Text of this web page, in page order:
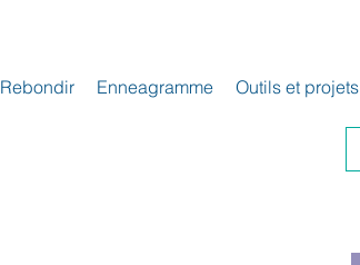
Rebondir Enneagramme Outils et projets